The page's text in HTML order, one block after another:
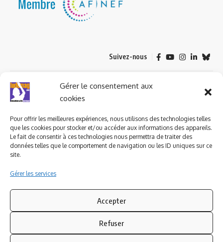
Gérer le consentement aux
cookies
Pour offrir les meilleures expériences, nous utilisons des technologies telles
que les cookies pour stocker et/ou accéder aux informations des appareils.
Le fait de consentir à ces technologies nous permettra de traiter des
données telles que le comportement de navigation ou les ID uniques sur ce
site.
Gérer les services
Accepter
Refuser
Suivez-nous
© 2023 ludomag.com édité et géré par WOOMEET SAS, powered by